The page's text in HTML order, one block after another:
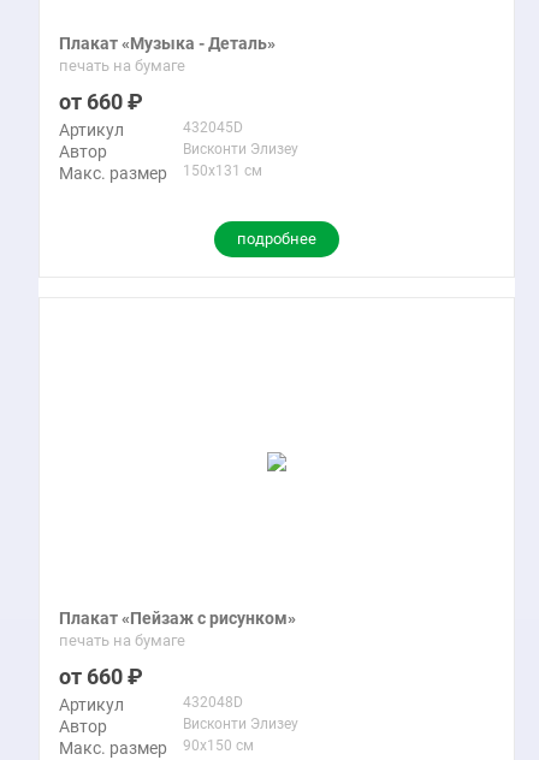
Плакат «Музыка - Деталь»
печать на бумаге
660
Артикул 432045D
Автор Висконти Элизеу
Макс. размер 150x131 см
подробнее
Плакат «Пейзаж с рисунком»
печать на бумаге
660
Артикул 432048D
Автор Висконти Элизеу
Макс. размер 90x150 см